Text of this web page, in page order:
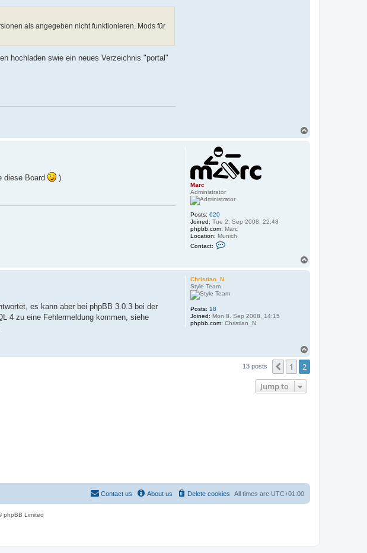
als angegeben nicht funktionieren. Mods für
hochladen swie ein neues Verzeichnis "portal"
Marc
Administrator
Posts: 620
Joined: Tue 2. Sep 2008, 22:48
phpbb.com: Marc
Location: Munich
Contact:
a
M
c
diese Board ).
Christian_N
Style Team
Posts: 18
Joined: Mon 8. Sep 2008, 14:15
phpbb.com: Christian_N
es kann aber bei phpBB 3.0.3 bei der
4 zu eine Fehlermeldung kommen, siehe
13 posts Previous
1 2
Jump to
All times are UTC+01:00
Delete cookies
About us
Contact us
phpBB Limited